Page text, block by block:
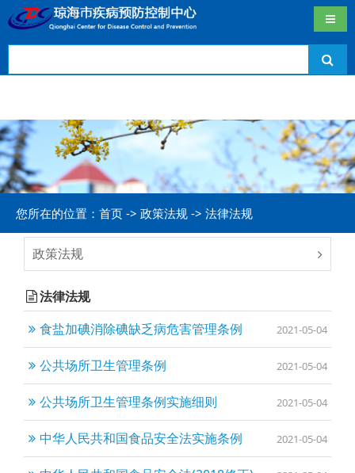
导航
您所在的位置：首页 -> 政策法规 -> 法律法规
政策法规
法律法规
食盐加碘消除碘缺乏病危害管理条例
2021-05-04
公共场所卫生管理条例 2021-05-04
公共场所卫生管理条例实施细则 2021-05-04
中华人民共和国食品安全法实施条例 2021-05-04